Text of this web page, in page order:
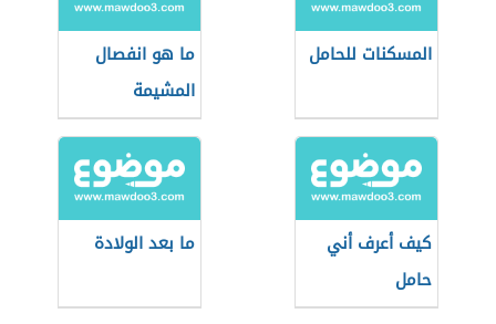
المسكنات للحامل
ما هو انفصال
المشيمة
كيف أعرف أني
حامل
ما بعد الولادة